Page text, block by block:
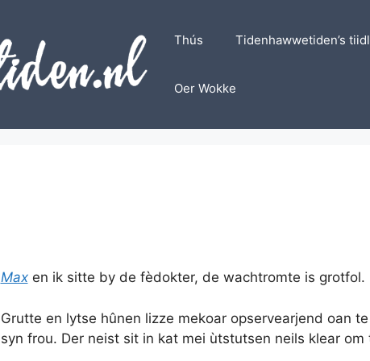
Thús Tidenhawwetiden’s
Oer Wokke
Maxen ik sitte by de fèdokter, de wachtromte is grotfol.
Grutte en lytse hûnen lizze mekoar opservearjend oan
syn frou. Der neist sit in kat mei ùtstutsen neils klear om